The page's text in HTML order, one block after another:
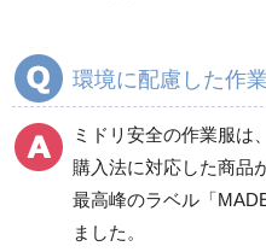
ワークパンツ
春夏ワークパンツ作業
ズボン
秋冬ワークパンツ作業
環境に配慮した作
ミドリ安全の作業服は
購入法に対応した商品
最高峰のラベル「
ました。